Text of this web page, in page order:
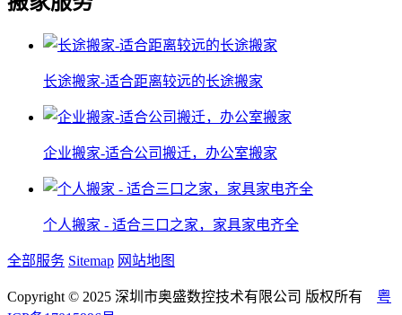
长途搬家-适合距离较远的长途搬家
企业搬家-适合公司搬迁，办公室搬家
个人搬家 - 适合三口之家，家具家电齐全
全部服务 Sitemap 网站地图
Copyright © 2025 深圳市奥盛数控技术有限公司 版权所有 粤